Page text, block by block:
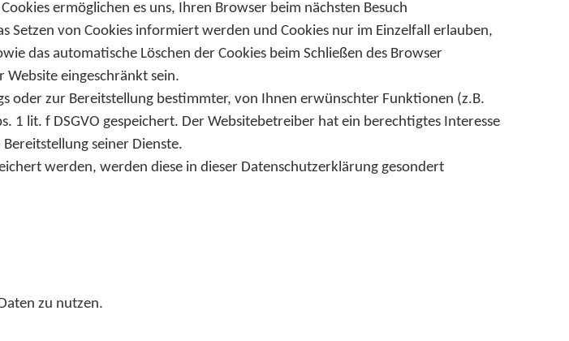
ermöglichen es uns, Ihren Browser beim nächsten Besuch
Setzen von Cookies informiert werden und Cookies nur im Einzelfall erlauben,
das automatische Löschen der Cookies beim Schließen des Browser
eingeschränkt sein.
oder zur Bereitstellung bestimmter, von Ihnen erwünschter Funktionen (z.B.
lit. f DSGVO gespeichert. Der Websitebetreiber hat ein berechtigtes Interesse
seiner Dienste.
werden, werden diese in dieser Datenschutzerklärung gesondert
zu nutzen.